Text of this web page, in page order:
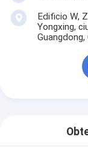
Edificio W,
Yongxing,
Guangdong,